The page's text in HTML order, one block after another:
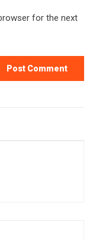
for the next